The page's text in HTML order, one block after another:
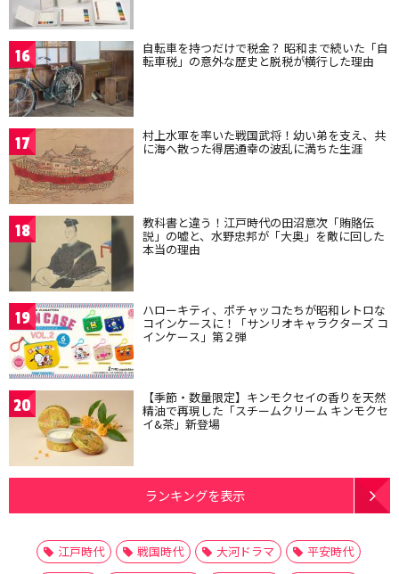
16 自転車を持つだけで税金？ 昭和まで続いた「自
転車税」の意外な歴史と脱税が横行した理由
17 村上水軍を率いた戦国武将！幼い弟を支え、共
に海へ散った得居通幸の波乱に満ちた生涯
18 教科書と違う！江戸時代の田沼意次「賄賂伝
説」の嘘と、水野忠邦が「大奥」を敵に回した
本当の理由
19 ハローキティ、ポチャッコたちが昭和レトロな
コインケースに！「サンリオキャラクターズ コ
インケース」第２弾
20 【季節・数量限定】キンモクセイの香りを天然
精油で再現した「スチームクリーム キンモクセ
イ&茶」新登場
ランキングを表示
江戸時代 戦国時代 大河ドラマ
平安時代